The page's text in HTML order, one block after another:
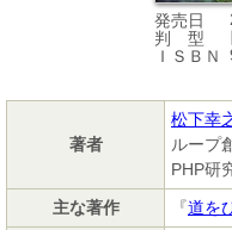
発売日
判 型
ＩＳＢＮ
著者
松下幸
ループ
PHP研
主な著作
『道を